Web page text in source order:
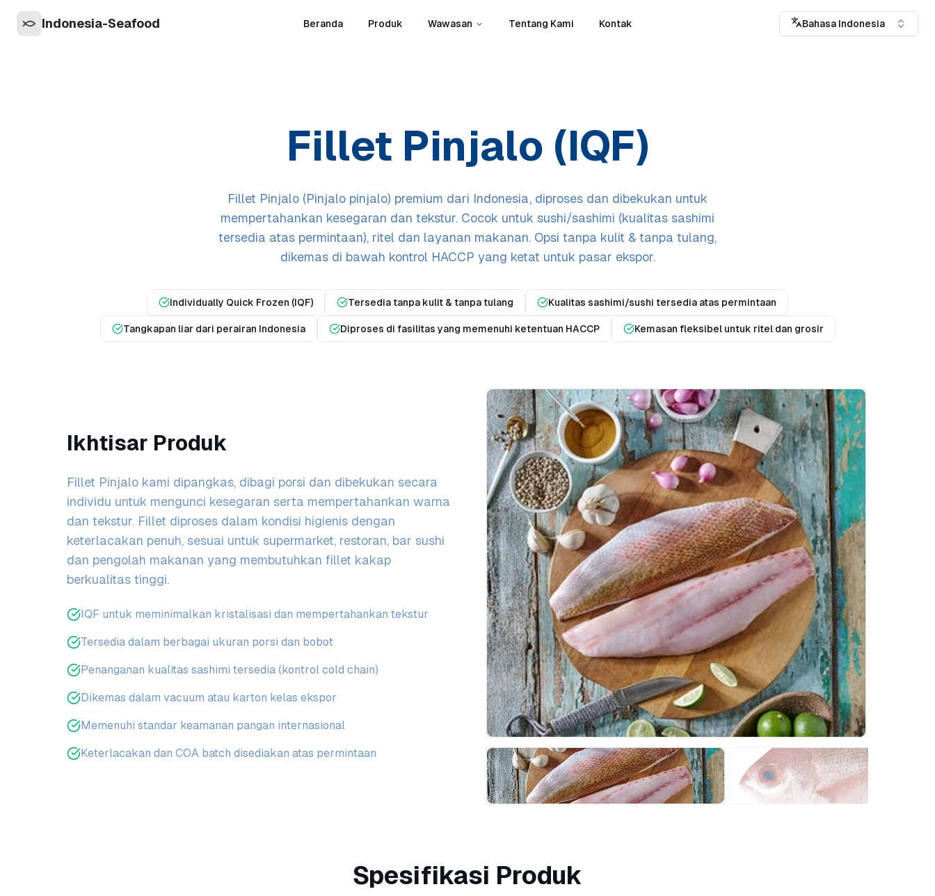
Indonesia-Seafood Beranda Produk Wawasan Tentang Kami Kontak Bahasa Indonesia
Fillet Pinjalo (IQF)
Fillet Pinjalo (Pinjalo pinjalo) premium dari Indonesia, diproses dan dibekukan untuk
mempertahankan kesegaran dan tekstur. Cocok untuk sushi/sashimi (kualitas sashimi
tersedia atas permintaan), ritel dan layanan makanan. Opsi tanpa kulit & tanpa tulang,
dikemas di bawah kontrol HACCP yang ketat untuk pasar ekspor.
Individually Quick Frozen (IQF) Tersedia tanpa kulit & tanpa tulang Kualitas sashimi/sushi tersedia atas permintaan
Tangkapan liar dari perairan Indonesia Diproses di fasilitas yang memenuhi ketentuan HACCP Kemasan fleksibel untuk ritel dan grosir
Ikhtisar Produk
Fillet Pinjalo kami dipangkas, dibagi porsi dan dibekukan secara
individu untuk mengunci kesegaran serta mempertahankan warna
dan tekstur. Fillet diproses dalam kondisi higienis dengan
keterlacakan penuh, sesuai untuk supermarket, restoran, bar sushi
dan pengolah makanan yang membutuhkan fillet kakap
berkualitas tinggi.
IQF untuk meminimalkan kristalisasi dan mempertahankan tekstur
Tersedia dalam berbagai ukuran porsi dan bobot
Penanganan kualitas sashimi tersedia (kontrol cold chain)
Dikemas dalam vacuum atau karton kelas ekspor
Memenuhi standar keamanan pangan internasional
Keterlacakan dan COA batch disediakan atas permintaan
Spesifikasi Produk